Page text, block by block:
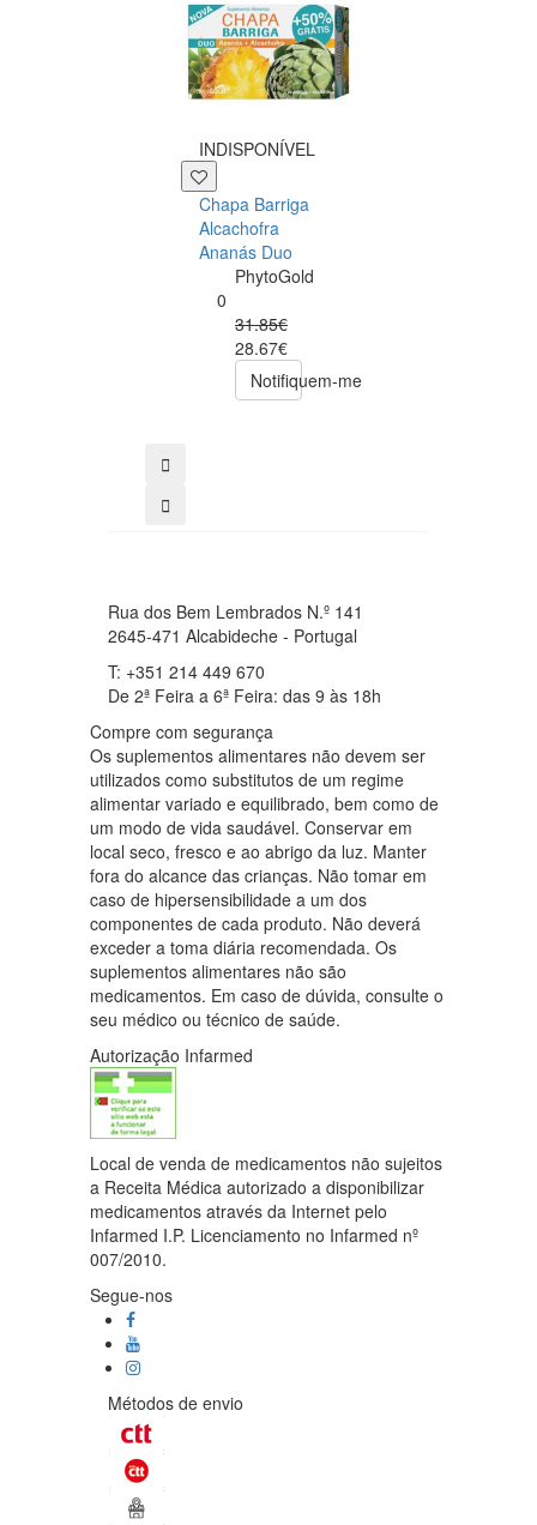
INDISPONÍVEL
Chapa Barriga
Alcachofra
Ananás Duo
PhytoGold
0
31.85€
28.67€
Notifiquem-me
Rua dos Bem Lembrados N.º 141
2645-471 Alcabideche - Portugal
T: +351 214 449 670
De 2ª Feira a 6ª Feira: das 9 às 18h
Compre com segurança
Os suplementos alimentares não devem ser
utilizados como substitutos de um regime
alimentar variado e equilibrado, bem como de
um modo de vida saudável. Conservar em
local seco, fresco e ao abrigo da luz. Manter
fora do alcance das crianças. Não tomar em
caso de hipersensibilidade a um dos
componentes de cada produto. Não deverá
exceder a toma diária recomendada. Os
suplementos alimentares não são
medicamentos. Em caso de dúvida, consulte o
seu médico ou técnico de saúde.
Autorização Infarmed
Local de venda de medicamentos não sujeitos
a Receita Médica autorizado a disponibilizar
medicamentos através da Internet pelo
Infarmed I.P. Licenciamento no Infarmed nº
007/2010.
Segue-nos
Métodos de envio